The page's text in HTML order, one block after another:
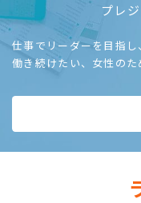
プレ
仕事でリーダーを目指
働き続けたい、女性のた